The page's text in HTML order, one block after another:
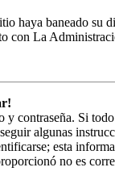
haya baneado su
con La
contraseña. Si
algunas
esta
no es